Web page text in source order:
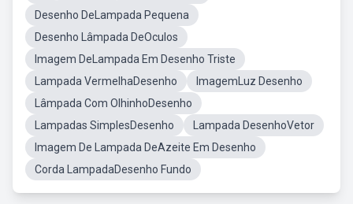
Desenho DeLampada Pequena
Desenho Lâmpada DeOculos
Imagem DeLampada Em Desenho Triste
Lampada VermelhaDesenho
ImagemLuz Desenho
Lâmpada Com OlhinhoDesenho
Lampadas SimplesDesenho
Lampada DesenhoVetor
Imagem De Lampada DeAzeite Em Desenho
Corda LampadaDesenho Fundo